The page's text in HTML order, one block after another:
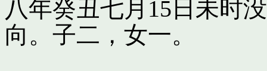
八年癸丑七月15日未时
向。子二，女一。